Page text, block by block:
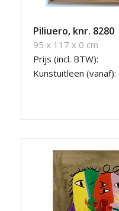
Piliuero, knr. 8280
95 x 117 x 0 cm
Prijs (incl. BTW):
Kunstuitleen (vanaf):